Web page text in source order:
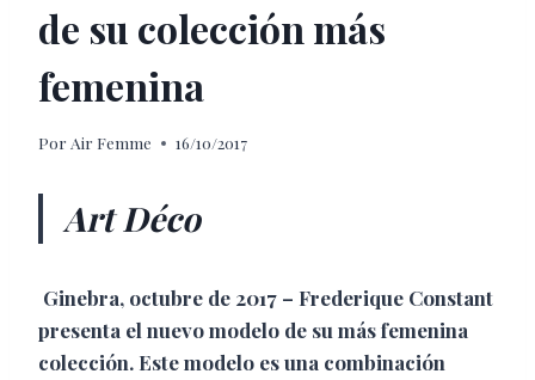
de su colección más
femenina
Por Air Femme 16/10/2017
Art Déco
Ginebra, octubre de 2017 – Frederique Constant
presenta el nuevo modelo de su más femenina
colección. Este modelo es una combinación